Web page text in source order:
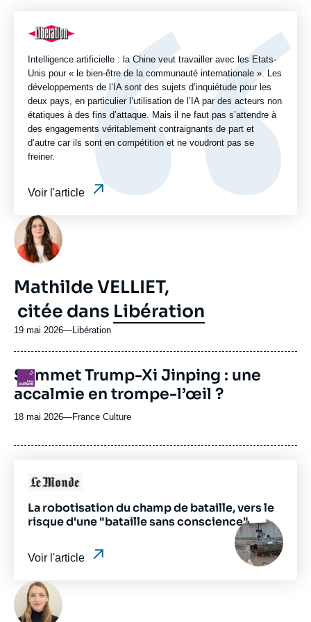
émission
Logo
Intelligence artificielle : la Chine veut travailler avec les Etats-
Unis pour « le bien-être de la communauté internationale ». Les
développements de l’IA sont des sujets d’inquiétude pour les
deux pays, en particulier l’utilisation de l’IA par des acteurs non
étatiques à des fins d’attaque. Mais il ne faut pas s’attendre à
des engagements véritablement contraignants de part et
d’autre car ils sont en compétition et ne voudront pas se
freiner.
Voir l'article
Photo
Mathilde VELLIET,
citée dans Libération
19 mai 2026—Nom
revue
ou
émission
Libération
Logo
Sommet Trump-Xi Jinping : une
accalmie en trompe-l’œil ?
18 mai 2026—Nom
journal,
émission
France Culture
Logo
La robotisation du champ de bataille, vers le
risque d'une "bataille sans conscience"
Voir l'article
Image
principale
médiatique
Photo